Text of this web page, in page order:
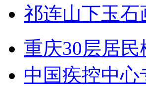
祁连山下玉
重庆30层居
中国疾控中心